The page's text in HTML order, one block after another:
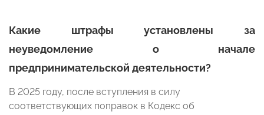
Какие штрафы установлены за
неуведомление о начале
предпринимательской деятельности?
В 2025 году, после вступления в силу
соответствующих поправок в Кодекс об